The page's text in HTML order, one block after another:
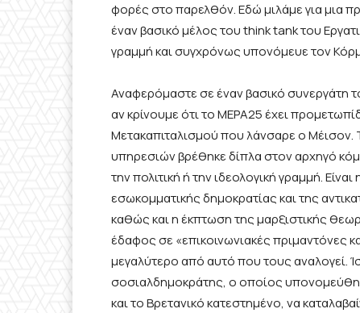
φορές στο παρελθόν. Εδώ μιλάμε για μια
έναν βασικό μέλος του think tank του
γραμμή και συγχρόνως υπονόμευε τον
Αναφερόμαστε σε έναν βασικό συνεργάτη
αν κρίνουμε ότι το ΜΕΡΑ25 έχει
Μετακαπιταλισμού που λάνσαρε ο Μέισον.
υπηρεσιών βρέθηκε δίπλα στον αρχηγό
την πολιτική ή την ιδεολογική γραμμή.
εσωκομματικής δημοκρατίας και της
καθώς και η έκπτωση της μαρξιστικής
έδαφος σε «επικοινωνιακές πριμαντόνες
μεγαλύτερο από αυτό που τους αναλογεί.
σοσιαλδημοκράτης, ο οποίος
και το Βρετανικό κατεστημένο, να